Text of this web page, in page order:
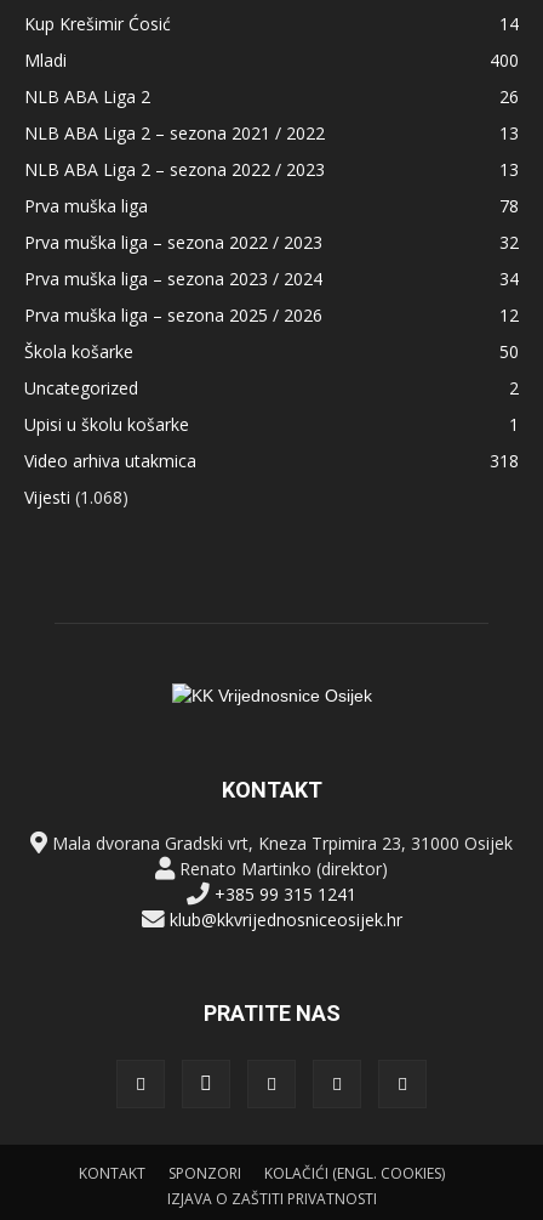
Kup Krešimir Ćosić
14
Mladi
400
NLB ABA Liga 2
26
NLB ABA Liga 2 – sezona 2021 / 2022
13
NLB ABA Liga 2 – sezona 2022 / 2023
13
Prva muška liga
78
Prva muška liga – sezona 2022 / 2023
32
Prva muška liga – sezona 2023 / 2024
34
Prva muška liga – sezona 2025 / 2026
12
Škola košarke
50
Uncategorized
2
Upisi u školu košarke
1
Video arhiva utakmica
318
Vijesti (1.068)
KONTAKT
Mala dvorana Gradski vrt, Kneza Trpimira 23, 31000 Osijek
Renato Martinko (direktor)
+385 99 315 1241
klub@kkvrijednosniceosijek.hr
PRATITE NAS
KONTAKT SPONZORI
KOLAČIĆI (ENGL. COOKIES)
IZJAVA O ZAŠTITI PRIVATNOSTI